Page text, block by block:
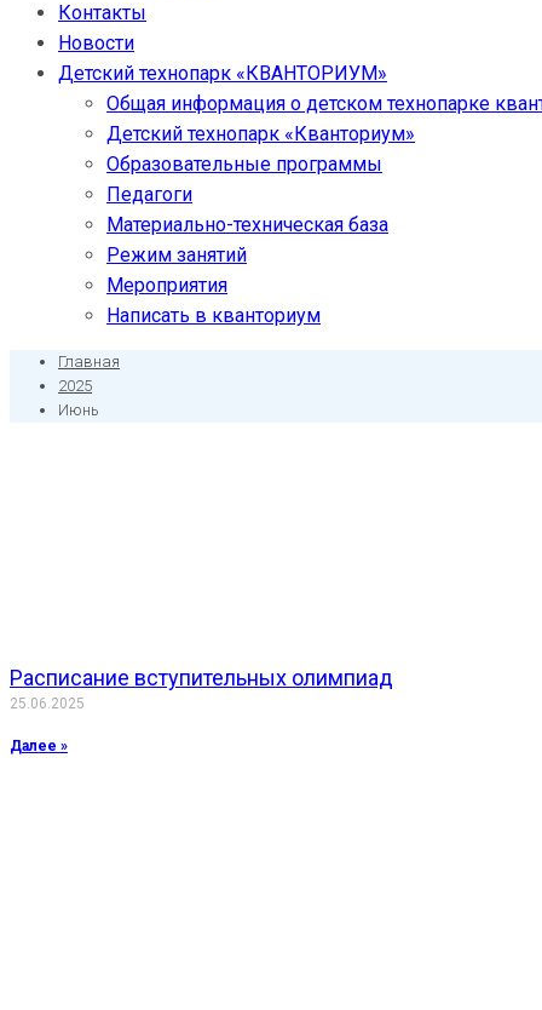
Контакты
Новости
Детский технопарк «КВАНТОРИУМ»
Общая информация о детском технопарке
Детский технопарк «Кванториум»
Образовательные программы
Педагоги
Материально-техническая база
Режим занятий
Мероприятия
Написать в кванториум
Главная
2025
Июнь
Расписание вступительных олимпиад
25.06.2025
Далее »